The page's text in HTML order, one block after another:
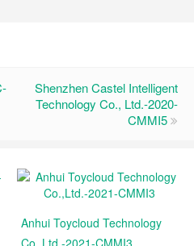
Shenzhen Castel Intelligent
Technology Co., Ltd.-2020-
CMMI5
Anhui Toycloud Technology
Co.,Ltd.-2021-CMMI3